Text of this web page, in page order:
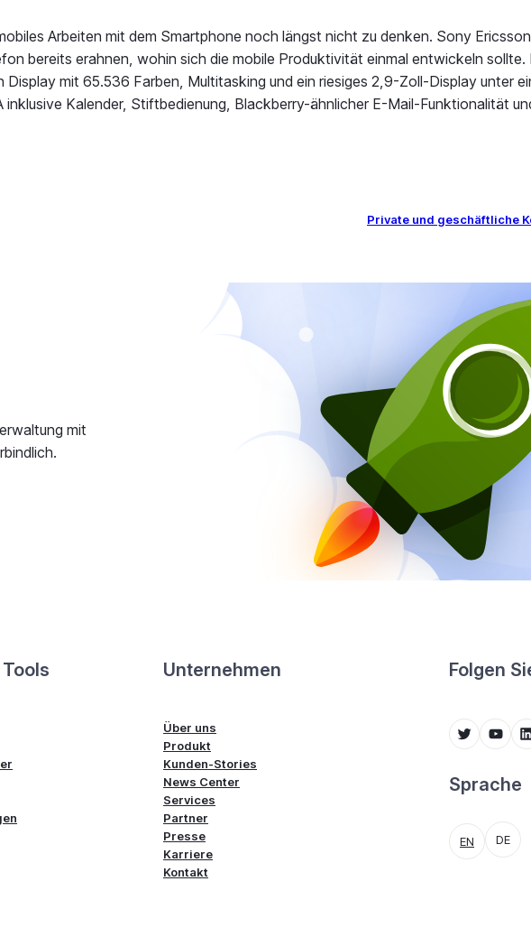
Arbeiten mit dem Smartphone noch längst nicht zu denken. Sony
bereits erahnen, wohin sich die mobile Produktivität einmal entwickeln
mit 65.536 Farben, Multitasking und ein riesiges 2,9-Zoll-Display unter
Kalender, Stiftbedienung, Blackberry-ähnlicher E-Mail-Funktionalität
Private und geschäftliche
mit
Unternehmen
Über uns
Produkt
Kunden-Stories
News Center
Services
Partner
Presse
Karriere
Kontakt
Folgen
Twitter YouTube LinkedIn
Sprache
EN DE